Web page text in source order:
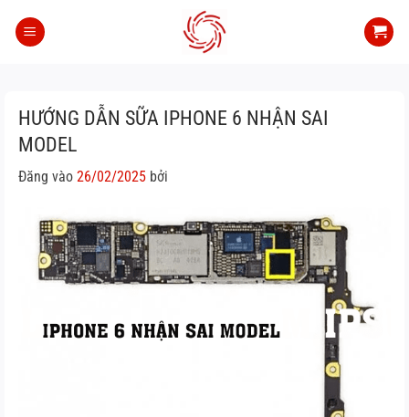
qua
HƯỚNG DẪN SỮA IPHONE 6 NHẬN SAI
MODEL
Đăng vào 26/02/2025 bởi